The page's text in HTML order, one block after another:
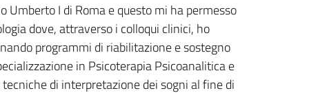
Umberto I di Roma e questo mi ha permesso
dove, attraverso i colloqui clinici, ho
programmi di riabilitazione e sostegno
in Psicoterapia Psicoanalitica e
di interpretazione dei sogni al fine di